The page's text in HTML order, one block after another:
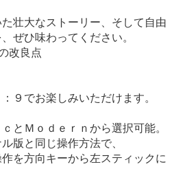
壮大なストーリー、そして自由
ぜひ味わってください。
改良点
９でお楽しみいただけます。
とＭｏｄｅｒｎから選択可能。
版と同じ操作方法で、
を方向キーから左スティックに